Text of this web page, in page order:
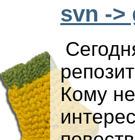
svn ->
Кому